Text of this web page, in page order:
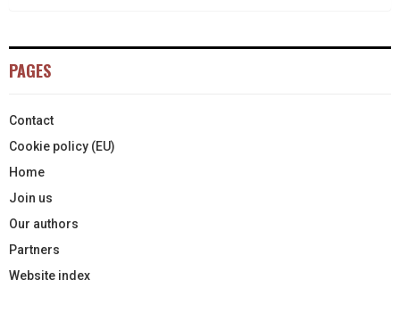
PAGES
Contact
Cookie policy (EU)
Home
Join us
Our authors
Partners
Website index